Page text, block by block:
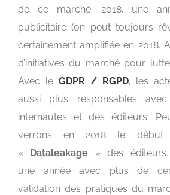
de ce marché. 2018, une
publicitaire (on peut toujours
certainement amplifiée en 2018.
d’initiatives du marché pour
Avec leGDPR / RGPD, les
aussi plus responsables
internautes et des éditeurs.
verrons en 2018 le
« Dataleakage » des
une année avec plus de
validation des pratiques du